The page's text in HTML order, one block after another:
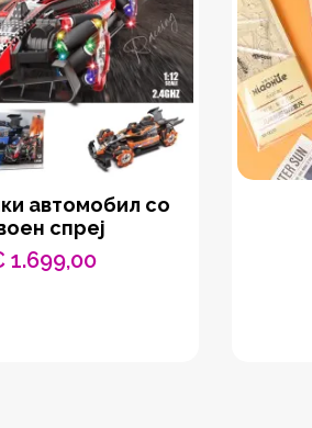
автомобил со
спреј
1.699,00